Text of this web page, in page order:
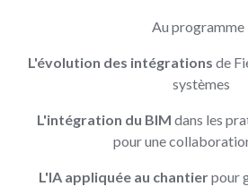
Au programme
L'évolution des intégrations de
systèmes
L'intégration du BIM dans les
pour une
L'IA appliquée au chantierpour